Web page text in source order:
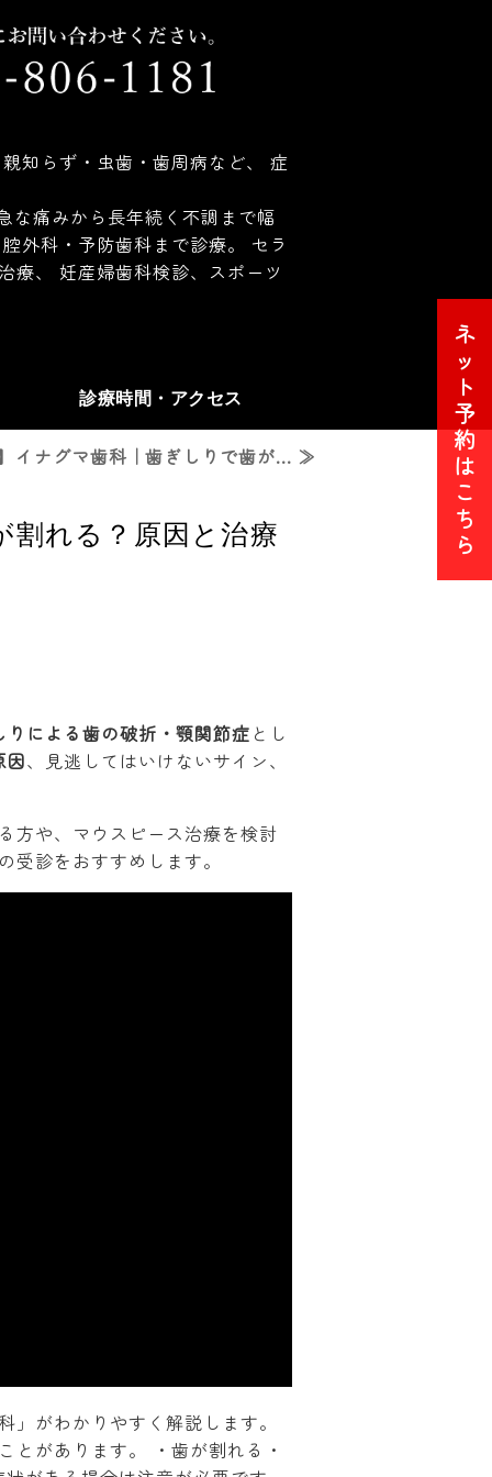
知らず・虫歯・歯周病など、 症
な痛みから長年続く不調まで幅
外科・予防歯科まで診療。 セラ
療、 妊産婦歯科検診、スポーツ
診療時間・アクセス
イナグマ歯科｜歯ぎしりで歯が... ≫
割れる？原因と治療
りによる歯の破折・顎関節症 とし
因、見逃してはいけないサイン、
方や、マウスピース治療を検討
診をおすすめします。
がわかりやすく解説します。
とがあります。 ・歯が割れる・
ネ
ッ
ト
予
約
は
こ
ち
ら